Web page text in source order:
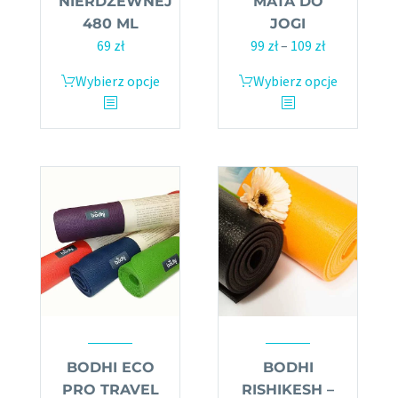
480 ML
69 zł
Wybierz opcje
Ten
produkt
ma
wariantów.
można
wybrać
na
stronie
produktu
JOGI
99 zł– 109 złZakres
od
do
Wybierz opcje
Ten
produkt
ma
wariantów.
Opcje
można
wybrać
na
stronie
BODHI ECO
PRO TRAVEL
BODHI
RISHIKESH –